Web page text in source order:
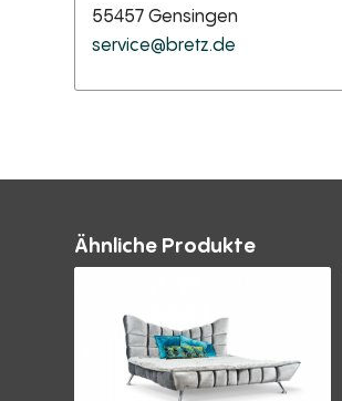
55457 Gensingen
service@bretz.de
Ähnliche Produkte